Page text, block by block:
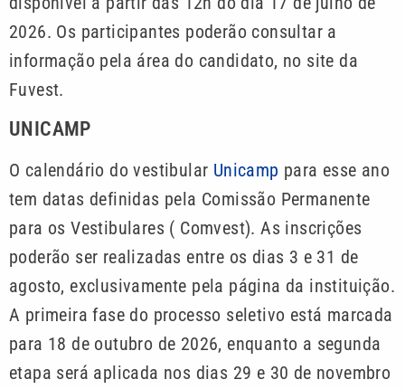
2026. Os participantes poderão consultar a
informação pela área do candidato, no site da
Fuvest.
UNICAMP
O calendário do vestibular Unicamp para esse ano
tem datas definidas pela Comissão Permanente
para os Vestibulares ( Comvest). As inscrições
poderão ser realizadas entre os dias 3 e 31 de
agosto, exclusivamente pela página da instituição.
A primeira fase do processo seletivo está marcada
para 18 de outubro de 2026, enquanto a segunda
etapa será aplicada nos dias 29 e 30 de novembro